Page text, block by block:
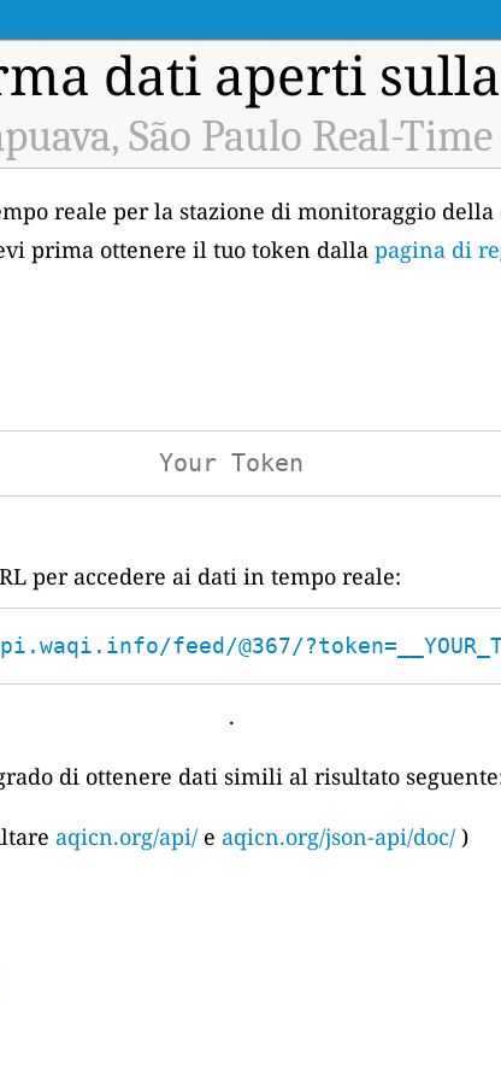
dati aperti
São Paulo Real-
reale per la stazione di monitoraggio
prima ottenere il tuo token dalla pagina di
per accedere ai dati in tempo reale:
feed/@367/
.
di ottenere dati simili al risultato
aqicn.org/api/ e aqicn.org/json-api/doc/ )